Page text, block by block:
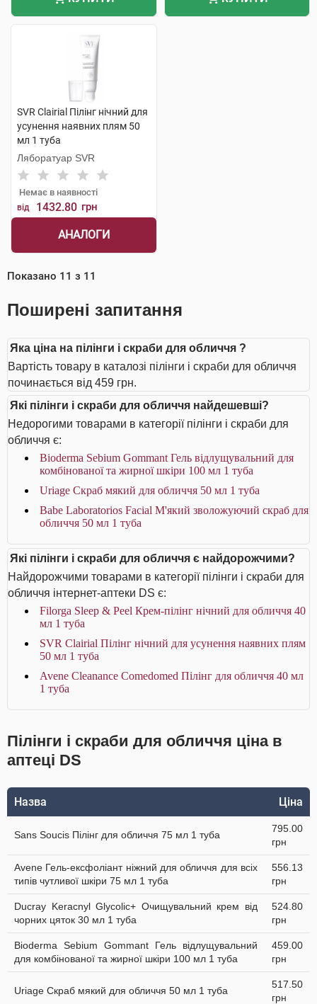
SVR Clairial Пілінг нічний для
усунення наявних плям 50
мл 1 туба
Ляборатуар SVR
Немає в наявності
від 1432.80 грн
АНАЛОГИ
Показано 11 з 11
Поширені запитання
Яка ціна на пілінги і скраби для обличчя ?
Вартість товару в каталозі пілінги і скраби для обличчя
починається від 459 грн.
Які пілінги і скраби для обличчя найдешевші?
Недорогими товарами в категорії пілінги і скраби для
обличчя є:
Bioderma Sebium Gommant Гель відлущувальний для
комбінованої та жирної шкіри 100 мл 1 туба
Uriage Скраб мякий для обличчя 50 мл 1 туба
Babe Laboratorios Facial М'який зволожуючий скраб для
обличчя 50 мл 1 туба
Які пілінги і скраби для обличчя є найдорожчими?
Найдорожчими товарами в категорії пілінги і скраби для
обличчя інтернет-аптеки DS є:
Filorga Sleep & Peel Крем-пілінг нічний для обличчя 40
мл 1 туба
SVR Clairial Пілінг нічний для усунення наявних плям
50 мл 1 туба
Avene Cleanance Comedomed Пілінг для обличчя 40 мл
1 туба
Пілінги і скраби для обличчя ціна в
аптеці DS
Назва Ціна
Sans Soucis Пілінг для обличчя 75 мл 1 туба
795.00
грн
Avene Гель-ексфоліант ніжний для обличчя для всіх
типів чутливої шкіри 75 мл 1 туба
556.13
грн
Ducray Keracnyl Glycolic+ Очищувальний крем від
чорних цяток 30 мл 1 туба
524.80
грн
Bioderma Sebium Gommant Гель відлущувальний
для комбінованої та жирної шкіри 100 мл 1 туба
459.00
грн
Uriage Скраб мякий для обличчя 50 мл 1 туба
517.50
грн